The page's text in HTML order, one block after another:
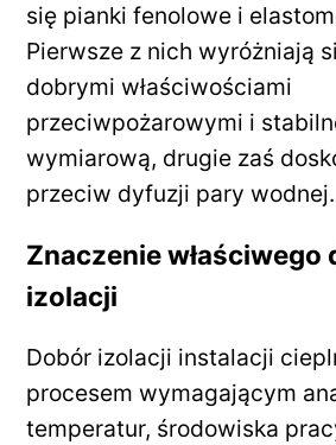
się pianki fenolowe i
Pierwsze z nich wyróżniają
dobrymi właściwościami
przeciwpożarowymi i
wymiarową, drugie zaś
przeciw dyfuzji pary wodnej.
Znaczenie właściwego
izolacji
Dobór izolacji instalacji
procesem wymagającym
temperatur, środowiska